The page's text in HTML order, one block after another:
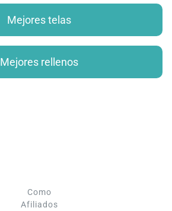
Mejores telas
Mejores rellenos
Como
Afiliados